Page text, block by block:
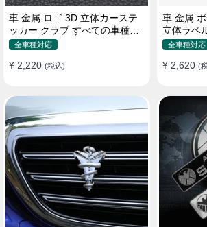
車 金属 ロゴ 3D 立体カーステ
ッカー クラブ すべての車種対
応 カスタム サイドポスト
全車種対応
¥ 2,220 (税込)
車 金属
立体ラベ
ッカー
全車種対応
¥ 2,620 (